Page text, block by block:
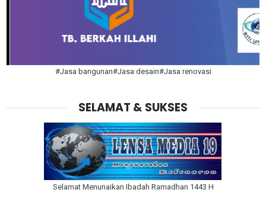
#Jasa bangunan#Jasa desain#Jasa renovasi
SELAMAT & SUKSES
Selamat Menunaikan Ibadah Ramadhan 1443 H